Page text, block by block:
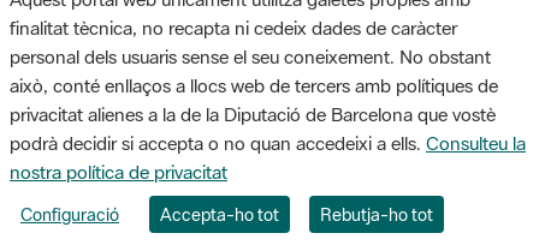
Opineu sobre els parcs
MAPA WEB AVÍS LEGAL ACCESSIBILITAT
Diputació de Barcelona. Edifici Llacuna, 1a planta. Badajoz, 49. 08005
Barcelona. Tel. 934 022 428 / xarxaparcs@diba.cat
finalitat tècnica, no recapta ni cedeix dades de caràcter
personal dels usuaris sense el seu coneixement. No obstant
això, conté enllaços a llocs web de tercers amb polítiques de
privacitat alienes a la de la Diputació de Barcelona que vostè
podrà decidir si accepta o no quan accedeixi a ells. Consulteu la
nostra política de privacitat
Configuració Accepta-ho tot Rebutja-ho tot